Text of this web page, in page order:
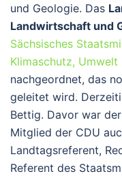
und Geologie. Das
Landwirtschaft und
Sächsisches
Klimaschutz,
nachgeordnet, das
geleitet wird.
Bettig. Davor war
Mitglied der CDU
Landtagsreferent,
Referent des